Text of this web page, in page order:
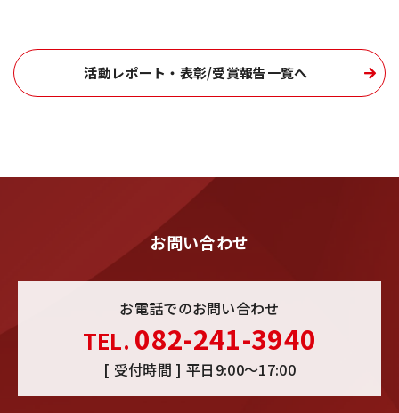
活動レポート・表彰/受賞報告一覧へ
お問い合わせ
お電話でのお問い合わせ
TEL. 082-241-3940
[ 受付時間 ] 平日9:00〜17:00